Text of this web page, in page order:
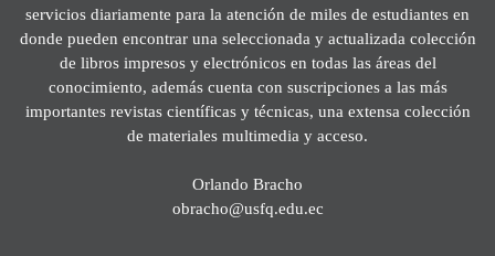
servicios diariamente para la atención de miles de estudiantes en
donde pueden encontrar una seleccionada y actualizada colección
de libros impresos y electrónicos en todas las áreas del
conocimiento, además cuenta con suscripciones a las más
importantes revistas científicas y técnicas, una extensa colección
de materiales multimedia y acceso.
Orlando Bracho
obracho@usfq.edu.ec